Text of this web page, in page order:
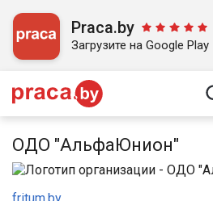
Praca.by
Загрузите на Google Play
ОДО "АльфаЮнион"
fritum.by